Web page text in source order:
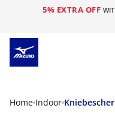
5% EXTRA OFF
Home Indoor